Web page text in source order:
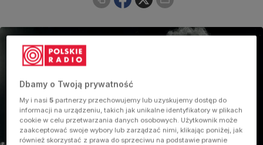
Dbamy o Twoją prywatność
My i nasi5 partnerzy przechowujemy lub uzyskujemy dostęp do
informacji na urządzeniu, takich jak unikalne identyfikatory w plikach
cookie w celu przetwarzania danych osobowych. Użytkownik może
zaakceptować swoje wybory lub zarządzać nimi, klikając poniżej, jak
również skorzystać z prawa do sprzeciwu na podstawie prawnie